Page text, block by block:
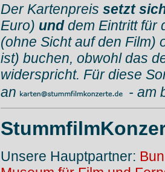
Der Kartenpreis setzt
Euro) unddem Eintritt für
(ohne Sicht auf den Film)
ist) buchen, obwohl das
widerspricht. Für diese
an
- am
Unsere Hauptpartner: